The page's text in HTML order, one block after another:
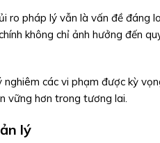
ro pháp lý vẫn là vấn đề đáng
không chỉ ảnh hưởng đến
các vi phạm được kỳ
vững hơn trong tương lai.
lý